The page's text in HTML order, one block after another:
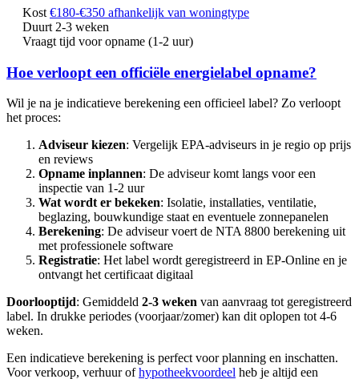
Kost €180-€350 afhankelijk van woningtype
Duurt 2-3 weken
Vraagt tijd voor opname (1-2 uur)
Hoe verloopt een officiële energielabel opname?
Wil je na je indicatieve berekening een officieel label? Zo verloopt
het proces:
Adviseur kiezen: Vergelijk EPA-adviseurs in je regio op prijs
en reviews
Opname inplannen: De adviseur komt langs voor een
inspectie van 1-2 uur
Wat wordt er bekeken: Isolatie, installaties, ventilatie,
beglazing, bouwkundige staat en eventuele zonnepanelen
Berekening: De adviseur voert de NTA 8800 berekening uit
met professionele software
Registratie: Het label wordt geregistreerd in EP-Online en je
ontvangt het certificaat digitaal
Doorlooptijd: Gemiddeld 2-3 weken van aanvraag tot geregistreerd
label. In drukke periodes (voorjaar/zomer) kan dit oplopen tot 4-6
weken.
Een indicatieve berekening is perfect voor planning en inschatten.
Voor verkoop, verhuur ofhypotheekvoordeel heb je altijd een